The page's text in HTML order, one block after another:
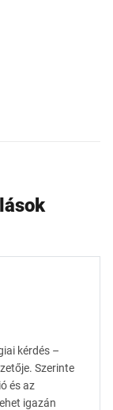
kérdés –
Szerinte
és az
igazán